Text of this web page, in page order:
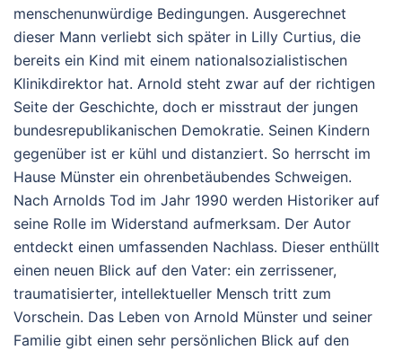
menschenunwürdige Bedingungen. Ausgerechnet
dieser Mann verliebt sich später in Lilly Curtius, die
bereits ein Kind mit einem nationalsozialistischen
Klinikdirektor hat. Arnold steht zwar auf der richtigen
Seite der Geschichte, doch er misstraut der jungen
bundesrepublikanischen Demokratie. Seinen Kindern
gegenüber ist er kühl und distanziert. So herrscht im
Hause Münster ein ohrenbetäubendes Schweigen.
Nach Arnolds Tod im Jahr 1990 werden Historiker auf
seine Rolle im Widerstand aufmerksam. Der Autor
entdeckt einen umfassenden Nachlass. Dieser enthüllt
einen neuen Blick auf den Vater: ein zerrissener,
traumatisierter, intellektueller Mensch tritt zum
Vorschein. Das Leben von Arnold Münster und seiner
Familie gibt einen sehr persönlichen Blick auf den